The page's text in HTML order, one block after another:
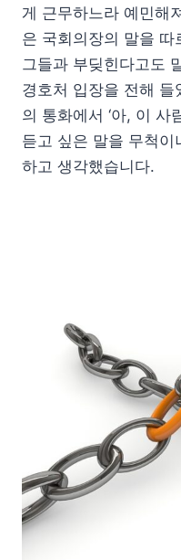
게 근무하느라 예민해
은 국회의장의 말을
그들과 부딪힌다고도
경호처 입장을 전해
의 통화에서 ‘아, 이 사
듣고 싶은 말을 무척이
하고 생각했습니다.